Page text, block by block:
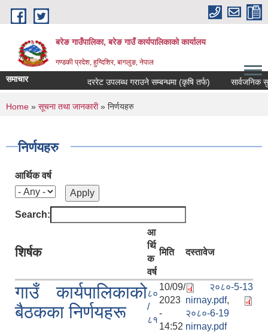
Skip to main content
बरेङ गाउँपालिका, बरेङ गाउँ कार्यपालिकाको कार्यालय
गण्डकी प्रदेश, हुग्दिशिर, बागलुङ, नेपाल
समाचार दररेट उपलब्ध गराउने सम्बन्धमा (कृषि तर्फ) सार्वजनिक
You are here
Home » सूचना तथा जानकारी» निर्णयहरु
निर्णयहरु
आर्थिक वर्ष
Search:
शिर्षक
आ
र्थि
क
वर्ष
मिति दस्तावेज
गाउँ कार्यपालिकाको
बैठकका निर्णयहरू
८०
/
८१
10/09/
2023
-
14:52
२०८०-5-13
nirnay.pdf,
२०८०-6-19
nirnay.pdf